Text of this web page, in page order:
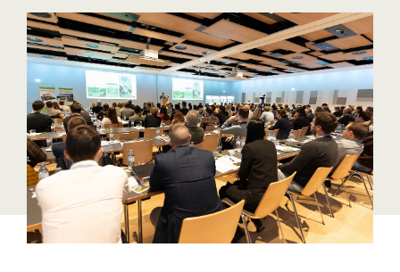
Controller Institut
Darbo
Designer Outlets Parndorf und Salzburg
DOMOFERM
Essity
FG UBIT Salzburg